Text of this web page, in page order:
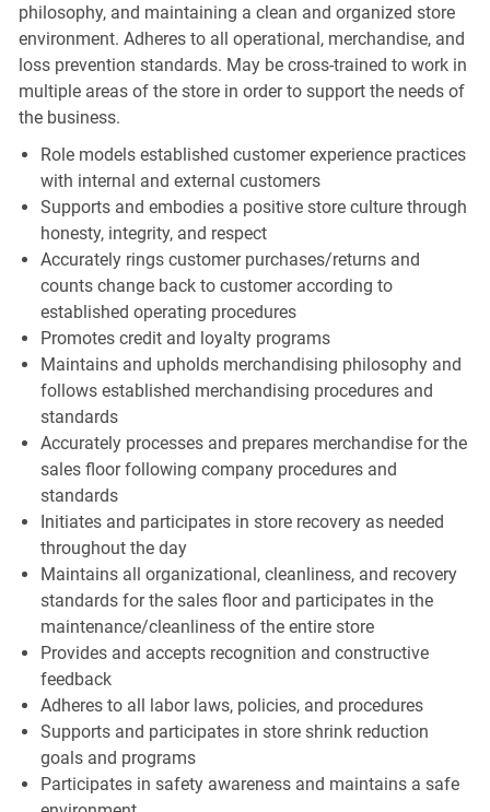
philosophy, and maintaining a clean and organized store
environment. Adheres to all operational, merchandise, and
loss prevention standards. May be cross-trained to work in
multiple areas of the store in order to support the needs of
the business.
Role models established customer experience practices
with internal and external customers
Supports and embodies a positive store culture through
honesty, integrity, and respect
Accurately rings customer purchases/returns and
counts change back to customer according to
established operating procedures
Promotes credit and loyalty programs
Maintains and upholds merchandising philosophy and
follows established merchandising procedures and
standards
Accurately processes and prepares merchandise for the
sales floor following company procedures and
standards
Initiates and participates in store recovery as needed
throughout the day
Maintains all organizational, cleanliness, and recovery
standards for the sales floor and participates in the
maintenance/cleanliness of the entire store
Provides and accepts recognition and constructive
feedback
Adheres to all labor laws, policies, and procedures
Supports and participates in store shrink reduction
goals and programs
Participates in safety awareness and maintains a safe